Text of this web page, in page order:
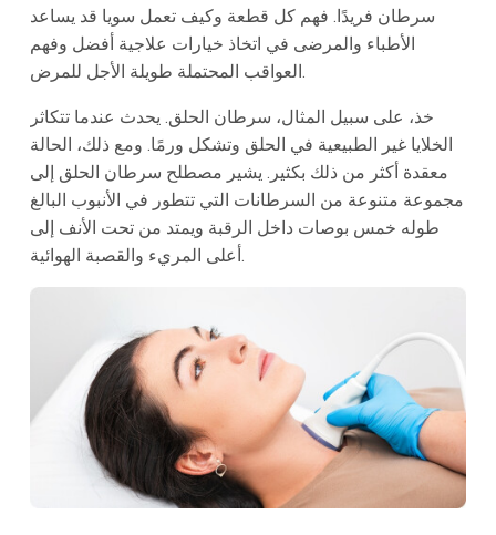
سرطان فريدًا. فهم كل قطعة وكيف تعمل سويا قد يساعد
الأطباء والمرضى في اتخاذ خيارات علاجية أفضل وفهم
العواقب المحتملة طويلة الأجل للمرض.
خذ، على سبيل المثال، سرطان الحلق. يحدث عندما تتكاثر
الخلايا غير الطبيعية في الحلق وتشكل ورمًا. ومع ذلك، الحالة
معقدة أكثر من ذلك بكثير. يشير مصطلح سرطان الحلق إلى
مجموعة متنوعة من السرطانات التي تتطور في الأنبوب البالغ
طوله خمس بوصات داخل الرقبة ويمتد من تحت الأنف إلى
أعلى المريء والقصبة الهوائية.